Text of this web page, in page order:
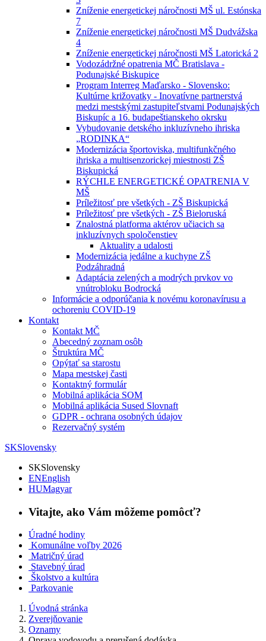
Zníženie energetickej náročnosti MŠ ul. Estónska
7
Zníženie energetickej náročnosti MŠ Dudvážska
4
Zníženie energetickej náročnosti MŠ Latorická 2
Vodozádržné opatrenia MČ Bratislava -
Podunajské Biskupice
Program Interreg Maďarsko - Slovensko:
Kultúrne križovatky - Inovatívne partnerstvá
medzi mestskými zastupiteľstvami Podunajských
Biskupíc a 16. budapeštianskeho okrsku
Vybudovanie detského inkluzívneho ihriska
„RODINKA“
Modernizácia športoviska, multifunkčného
ihriska a multisenzorickej miestnosti ZŠ
Biskupická
RÝCHLE ENERGETICKÉ OPATRENIA V
MŠ
Príležitosť pre všetkých - ZŠ Biskupická
Príležitosť pre všetkých - ZŠ Bieloruská
Znalostná platforma aktérov učiacich sa
inkluzívnych spoločenstiev
Aktuality a udalosti
Modernizácia jedálne a kuchyne ZŠ
Podzáhradná
Adaptácia zelených a modrých prvkov vo
vnútrobloku Bodrocká
Informácie a odporúčania k novému koronavírusu a
ochoreniu COVID-19
Kontakt
Kontakt MČ
Abecedný zoznam osôb
Štruktúra MČ
Opýtať sa starostu
Mapa mestskej časti
Kontaktný formulár
Mobilná aplikácia SOM
Mobilná aplikácia Sused Slovnaft
GDPR - ochrana osobných údajov
Rezervačný systém
SKSlovensky
SKSlovensky
ENEnglish
HUMagyar
Vitajte, ako Vám môžeme pomôcť?
Úradné hodiny
Komunálne voľby 2026
Matričný úrad
Stavebný úrad
Školstvo a kultúra
Parkovanie
Úvodná stránka
Zverejňovanie
Oznamy